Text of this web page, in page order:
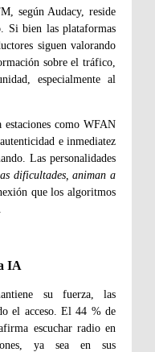
según Audacy, reside
Si bien las plataformas
siguen valorando
sobre el tráfico,
especialmente al
estaciones como WFAN
e inmediatez
Las personalidades
dificultades, animan a
que los algoritmos
IA
su fuerza, las
el acceso. El 44 % de
escuchar radio en
ya sea en sus